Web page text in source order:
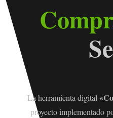
La herramienta digital
proyecto implementado